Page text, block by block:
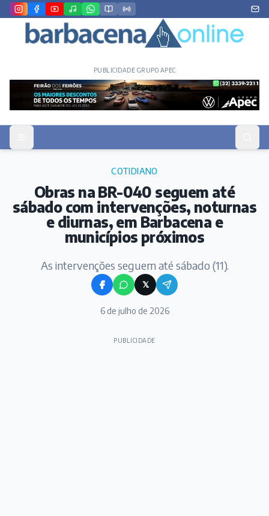
PUBLICIDADE GRUPO APEC
COTIDIANO
Obras na BR-040 seguem até
sábado com intervenções, noturnas
e diurnas, em Barbacena e
municípios próximos
As intervenções seguem até sábado (11).
𝕏
6 de julho de 2026
PUBLICIDADE